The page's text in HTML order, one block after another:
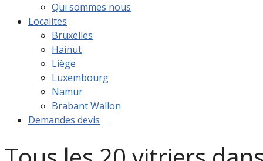
Qui sommes nous
Localites
Bruxelles
Hainut
Liège
Luxembourg
Namur
Brabant Wallon
Demandes devis